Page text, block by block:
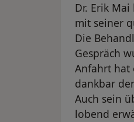
Dr. Erik
mit seiner
Die
Gespräch
Anfahrt hat
dankbar
Auch sein
lobend